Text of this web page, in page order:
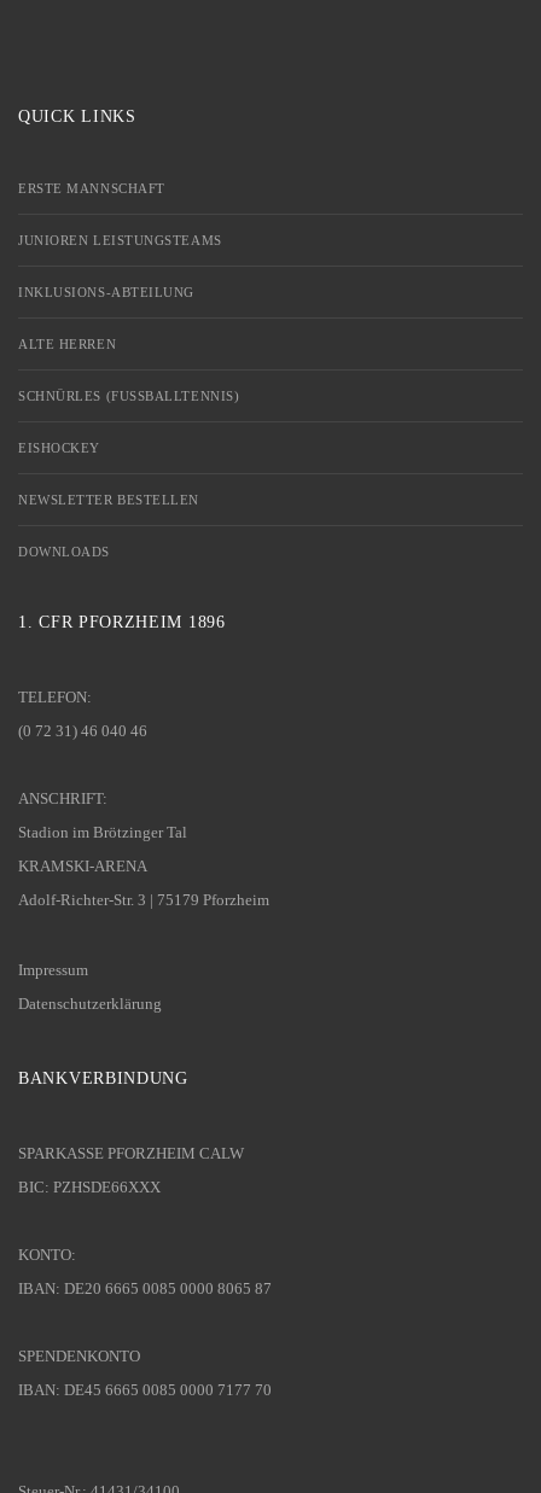
QUICK LINKS
ERSTE MANNSCHAFT
JUNIOREN LEISTUNGSTEAMS
INKLUSIONS-ABTEILUNG
ALTE HERREN
SCHNÜRLES (FUSSBALLTENNIS)
EISHOCKEY
NEWSLETTER BESTELLEN
DOWNLOADS
1. CFR PFORZHEIM 1896
TELEFON:
(0 72 31) 46 040 46
ANSCHRIFT:
Stadion im Brötzinger Tal
KRAMSKI-ARENA
Adolf-Richter-Str. 3 | 75179 Pforzheim
Impressum
Datenschutzerklärung
BANKVERBINDUNG
SPARKASSE PFORZHEIM CALW
BIC: PZHSDE66XXX
KONTO:
IBAN: DE20 6665 0085 0000 8065 87
SPENDENKONTO
IBAN: DE45 6665 0085 0000 7177 70